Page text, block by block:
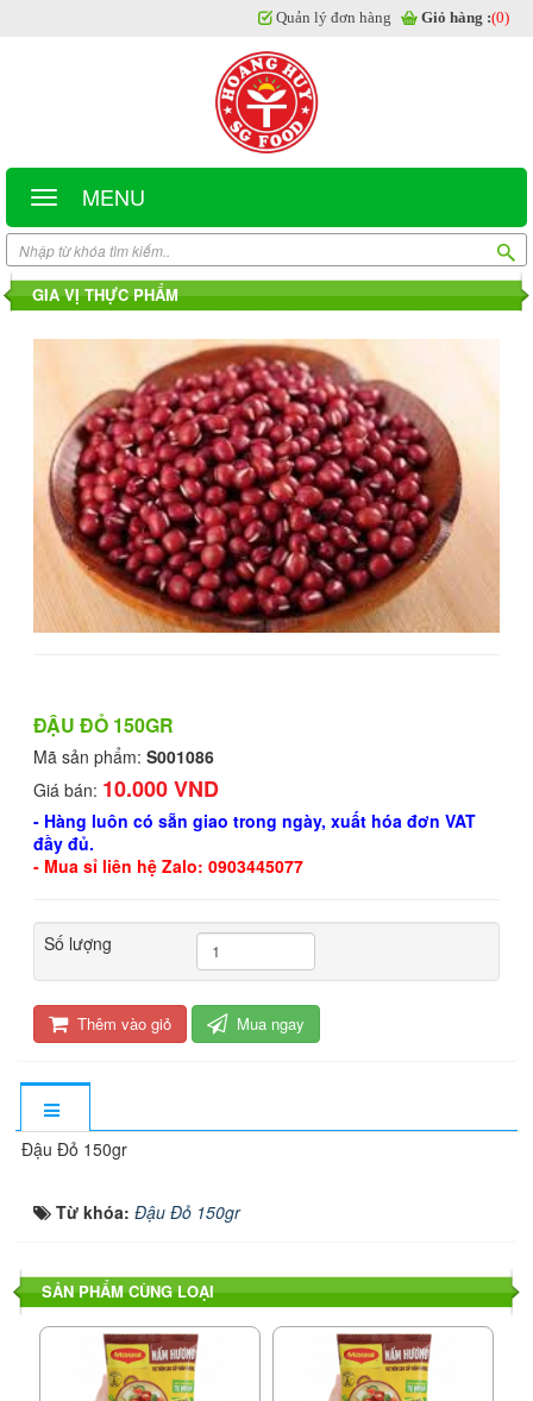
MENU
Quản lý đơn hàng Giỏ hàng :(0)
GIA VỊ THỰC PHẨM
ĐẬU ĐỎ 150GR
Mã sản phẩm: S001086
Giá bán: 10.000 VND
- Hàng luôn có sẵn giao trong ngày, xuất hóa đơn VAT
đầy đủ.
- Mua sỉ liên hệ Zalo: 0903445077
Số lượng
Thêm vào giỏ Mua ngay
Đậu Đỏ 150gr
Từ khóa: Đậu Đỏ 150gr
SẢN PHẨM CÙNG LOẠI